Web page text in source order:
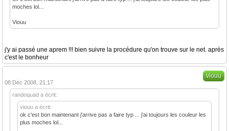
moches lol...
Viouu
j'y ai passé une aprem !!! bien suivre la procédure qu'on trouve sur le net. après
c'est le bonheur
viouu
08 Déc 2008, 21:17
randoquad a écrit:
viouu a écrit:
ok c'est bon maintenant j'arrive pas a faire typ ... j'ai toujours les couleur les
plus moches lol...